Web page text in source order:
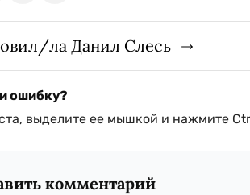
ла Данил Слесь
ошибку?
выделите ее мышкой и нажмите
комментарий